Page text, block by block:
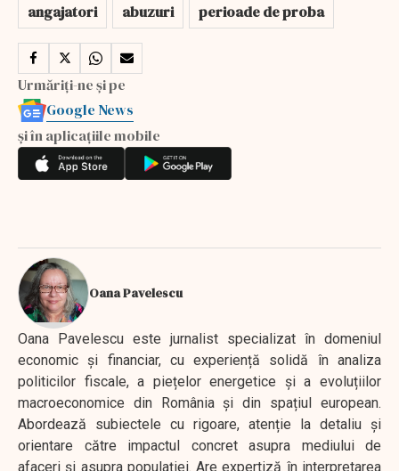
angajatori abuzuri perioade de proba
Urmăriți-ne și pe
Google News
și în aplicațiile mobile
Oana Pavelescu
Oana Pavelescu este jurnalist specializat în domeniul
economic și financiar, cu experiență solidă în analiza
politicilor fiscale, a piețelor energetice și a evoluțiilor
macroeconomice din România și din spațiul european.
Abordează subiectele cu rigoare, atenție la detaliu și
orientare către impactul concret asupra mediului de
afaceri și asupra populației. Are expertiză în interpretarea